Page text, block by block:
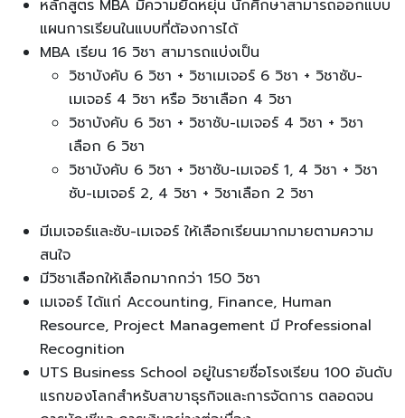
หลักสูตร MBA มีความยึดหยุ่น นักศึกษาสามารถออกแบบ
แผนการเรียนในแบบที่ต้องการได้
MBA เรียน 16 วิชา สามารถแบ่งเป็น
วิชาบังคับ 6 วิชา + วิชาเมเจอร์ 6 วิชา + วิชาซับ-
เมเจอร์ 4 วิชา หรือ วิชาเลือก 4 วิชา
วิชาบังคับ 6 วิชา + วิชาซับ-เมเจอร์ 4 วิชา + วิชา
เลือก 6 วิชา
วิชาบังคับ 6 วิชา + วิชาซับ-เมเจอร์ 1, 4 วิชา + วิชา
ซับ-เมเจอร์ 2, 4 วิชา + วิชาเลือก 2 วิชา
มีเมเจอร์และซับ-เมเจอร์ ให้เลือกเรียนมากมายตามความ
สนใจ
มีวิชาเลือกให้เลือกมากกว่า 150 วิชา
เมเจอร์ ได้แก่ Accounting, Finance, Human
Resource, Project Management มี Professional
Recognition
UTS Business School อยู่ในรายชื่อโรงเรียน 100 อันดับ
แรกของโลกสำหรับสาขาธุรกิจและการจัดการ ตลอดจน